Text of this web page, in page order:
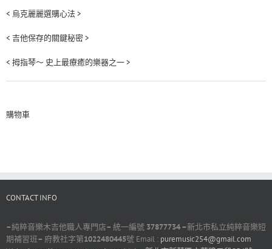
< 烏克麗麗選購心法 >
< 吉他保存的關鍵秘密 >
< 拇指琴～ 史上最療癒的樂器之一 >
購物車
CONTACT INFO
–純粹音樂木吉他職人專門店– 統一編號 37877734 –新北市私立純粹音樂短
期補習班– 府教社字第1022480445號 Email : puremusic254@gmail.com